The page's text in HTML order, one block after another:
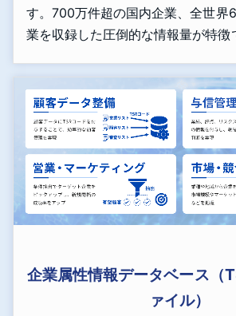
す。700万件超の国内企業、全世界
業を収録した圧倒的な情報量が特徴
企業属性情報データベース（
ァイル）